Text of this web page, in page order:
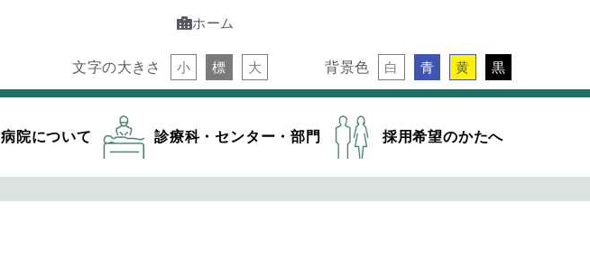
ホーム
文字の大きさ 小 標 大 背景色 白 青 黄 黒
病院について 診療科・センター・部門 採用希望のかたへ